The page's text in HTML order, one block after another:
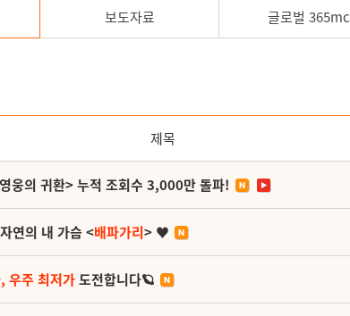
보도자료 글로벌 365mc
제목
웅의 귀환> 누적 조회수 3,000만 돌파!
연의 내 가슴 <배파가리> ♥
우주 최저가도전합니다🪐